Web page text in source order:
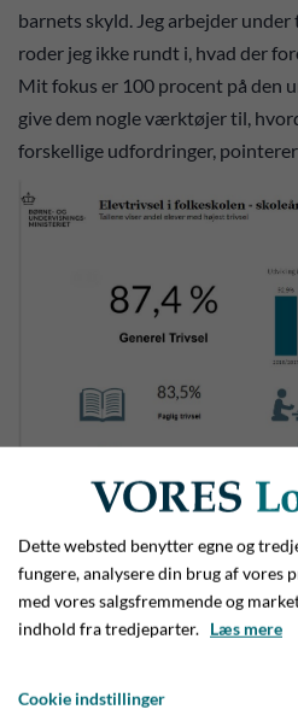
barnets skyld. Jeg arbejder
roder jeg ikke rundt i, hvad der
Mit fokus er 100 procent på den
give dem nogle værktøjer til,
forskellige udfordringer, pointerer
Som man kan se på ovenstående
trivselsniveauet for eleverne i
Børne-og
Dette websted benytter egne og
fungere, analysere din brug af vores
med vores salgsfremmende og
indhold fra tredjeparter. Læs mere
Cookie indstillinger